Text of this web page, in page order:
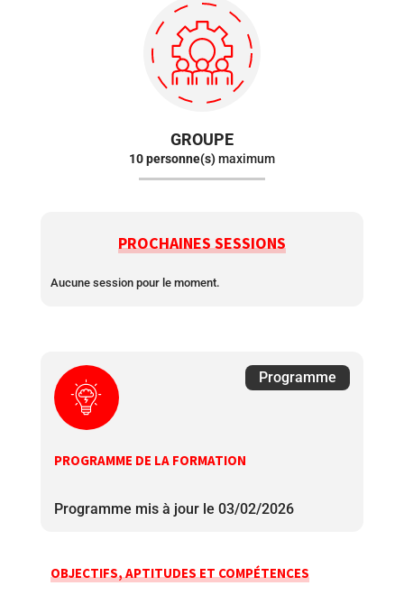
GROUPE
10 personne(s)maximum
PROCHAINES SESSIONS
Aucune session pour le moment.
Programme
PROGRAMME DE LA FORMATION
Programme mis à jour le 03/02/2026
OBJECTIFS, APTITUDES ET COMPÉTENCES